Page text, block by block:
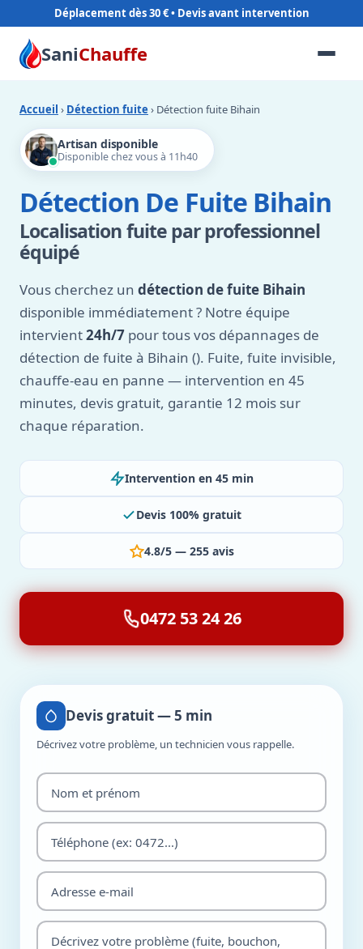
Déplacement dès 30 €
SaniChauffe
Accueil › Détection fuite › Détection fuite Bihain
Artisan disponible
Disponible chez vous à 11h40
Détection De Fuite Bihain
Localisation fuite par professionnel
équipé
Vous cherchez un détection de fuite Bihain
disponible immédiatement ? Notre équipe
intervient24h/7 pour tous vos dépannages de
détection de fuite à Bihain (). Fuite, fuite invisible,
chauffe-eau en panne — intervention en 45
minutes, devis gratuit, garantie 12 mois sur
chaque réparation.
Intervention en 45 min
Devis 100% gratuit
4.8/5 — 255 avis
0472 53 24 26
Devis gratuit — 5 min
Décrivez votre problème, un technicien vous rappelle.